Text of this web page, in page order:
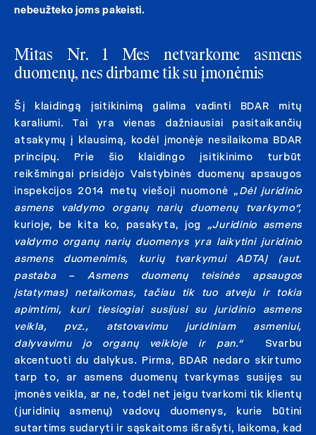
nebeužteko joms pakeisti.
Mitas Nr. 1 Mes netvarkome asmens
duomenų, nes dirbame tik su įmonėmis
Šį klaidingą įsitikinimą galima vadinti BDAR mitų
karaliumi. Tai yra vienas dažniausiai pasitaikančių
atsakymų į klausimą, kodėl įmonėje nesilaikoma BDAR
principų. Prie šio klaidingo įsitikinimo turbūt
reikšmingai prisidėjo Valstybinės duomenų apsaugos
inspekcijos 2014 metų viešoji nuomonė „Dėl juridinio
asmens valdymo organų narių duomenų tvarkymo“,
kurioje, be kita ko, pasakyta, jog
„Juridinio asmens
valdymo organų narių duomenys yra laikytini juridinio
asmens duomenimis, kurių tvarkymui ADTAĮ (aut.
pastaba – Asmens duomenų teisinės apsaugos
įstatymas) netaikomas, tačiau tik tuo atveju ir tokia
apimtimi, kuri tiesiogiai susijusi su juridinio asmens
veikla, pvz., atstovavimu juridiniam asmeniui,
dalyvavimu jo organų veikloje ir pan.“
Svarbu
akcentuoti du dalykus. Pirma, BDAR nedaro skirtumo
tarp to, ar asmens duomenų tvarkymas susijęs su
įmonės veikla, ar ne, todėl net jeigu tvarkomi tik klientų
(juridinių asmenų) vadovų duomenys, kurie būtini
sutartims sudaryti ir sąskaitoms išrašyti, laikoma, kad